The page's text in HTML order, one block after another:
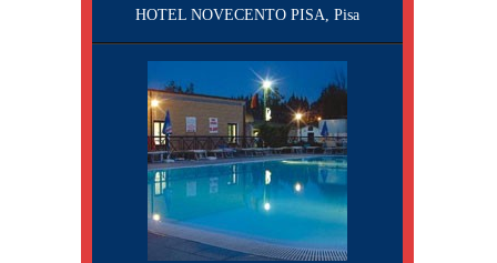
HOTEL NOVECENTO PISA, Pisa